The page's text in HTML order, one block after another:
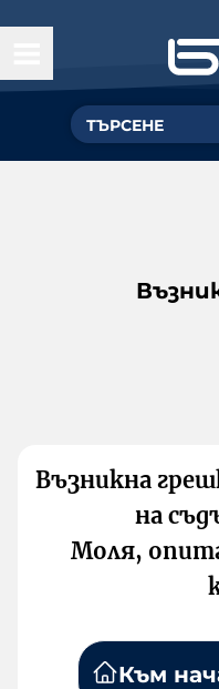
Възникна
на
Моля,
Към